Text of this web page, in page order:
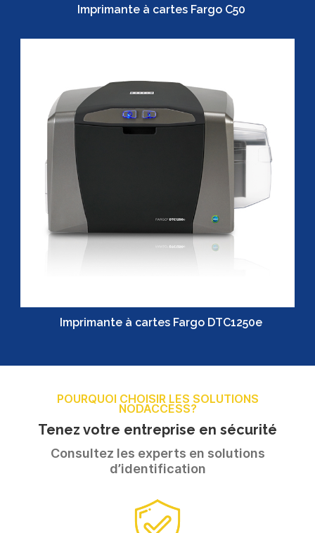
Imprimante à cartes Fargo C50
Imprimante à cartes Fargo DTC1250e
POURQUOI CHOISIR LES SOLUTIONS
NODACCESS?
Tenez votre entreprise en sécurité
Consultez les experts en solutions
d’identification